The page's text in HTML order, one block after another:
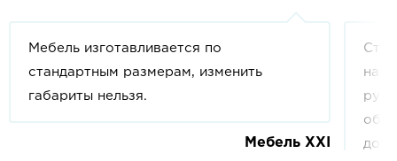
Мебель изготавливается по
стандартным размерам, изменить
габариты нельзя.
Мебель XXI
руб.